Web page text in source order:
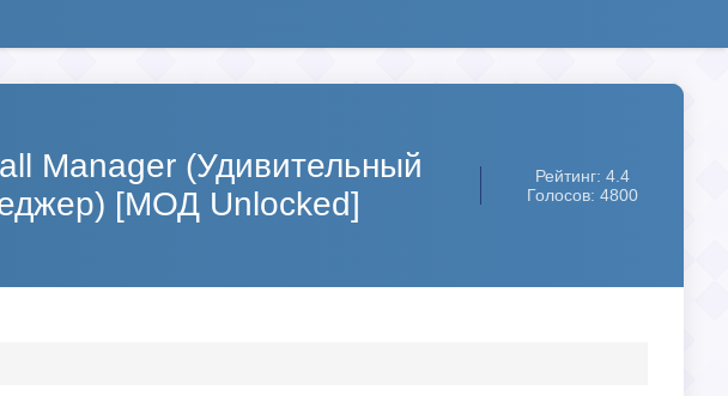
Manager (Удивительный
[МОД Unlocked]
Рейтинг: 4.4
Голосов: 4800